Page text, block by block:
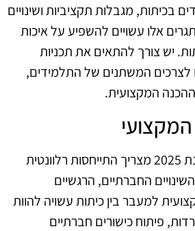
בכיתות, מגבלות תקציביות ושינויים
אלו עשויים להשפיע על איכות
יש צורך להתאים את תכניות
לצרכים המשתנים של התלמידים,
המקצועית.
המעבר בין כיתות בשנת 2025 מצריך התייחסות רלוונטית
החברתיים, הרגשיים
למעבר בין כיתות עשויה להוות
פיתוח כישורים חברתיים